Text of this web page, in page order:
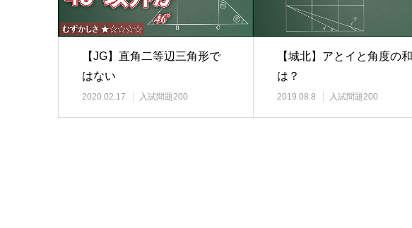
【JG】直角二等辺三角形で
はない
2020.02.17 入試問題200
【城北】アとイと角度の和
は？
2019.08.8 入試問題200